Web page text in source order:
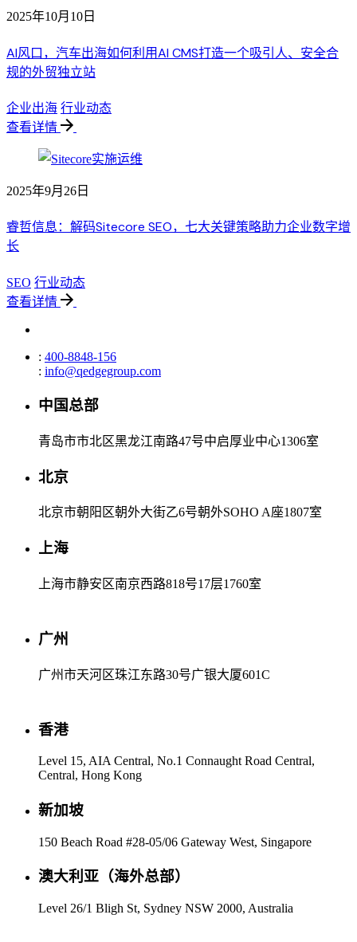
2025年10月10日
AI风口，汽车出海如何利用AI CMS打造一个吸引人、安全合
规的外贸独立站
企业出海 行业动态
查看详情
2025年9月26日
睿哲信息：解码Sitecore SEO，七大关键策略助力企业数字增
长
SEO 行业动态
查看详情
: 400-8848-156
: info@qedgegroup.com
中国总部
青岛市市北区黑龙江南路47号中启厚业中心1306室
北京
北京市朝阳区朝外大街乙6号朝外SOHO A座1807室
上海
上海市静安区南京西路818号17层1760室
广州
广州市天河区珠江东路30号广银大厦601C
香港
Level 15, AIA Central, No.1 Connaught Road Central,
Central, Hong Kong
新加坡
150 Beach Road #28-05/06 Gateway West, Singapore
澳大利亚（海外总部）
Level 26/1 Bligh St, Sydney NSW 2000, Australia